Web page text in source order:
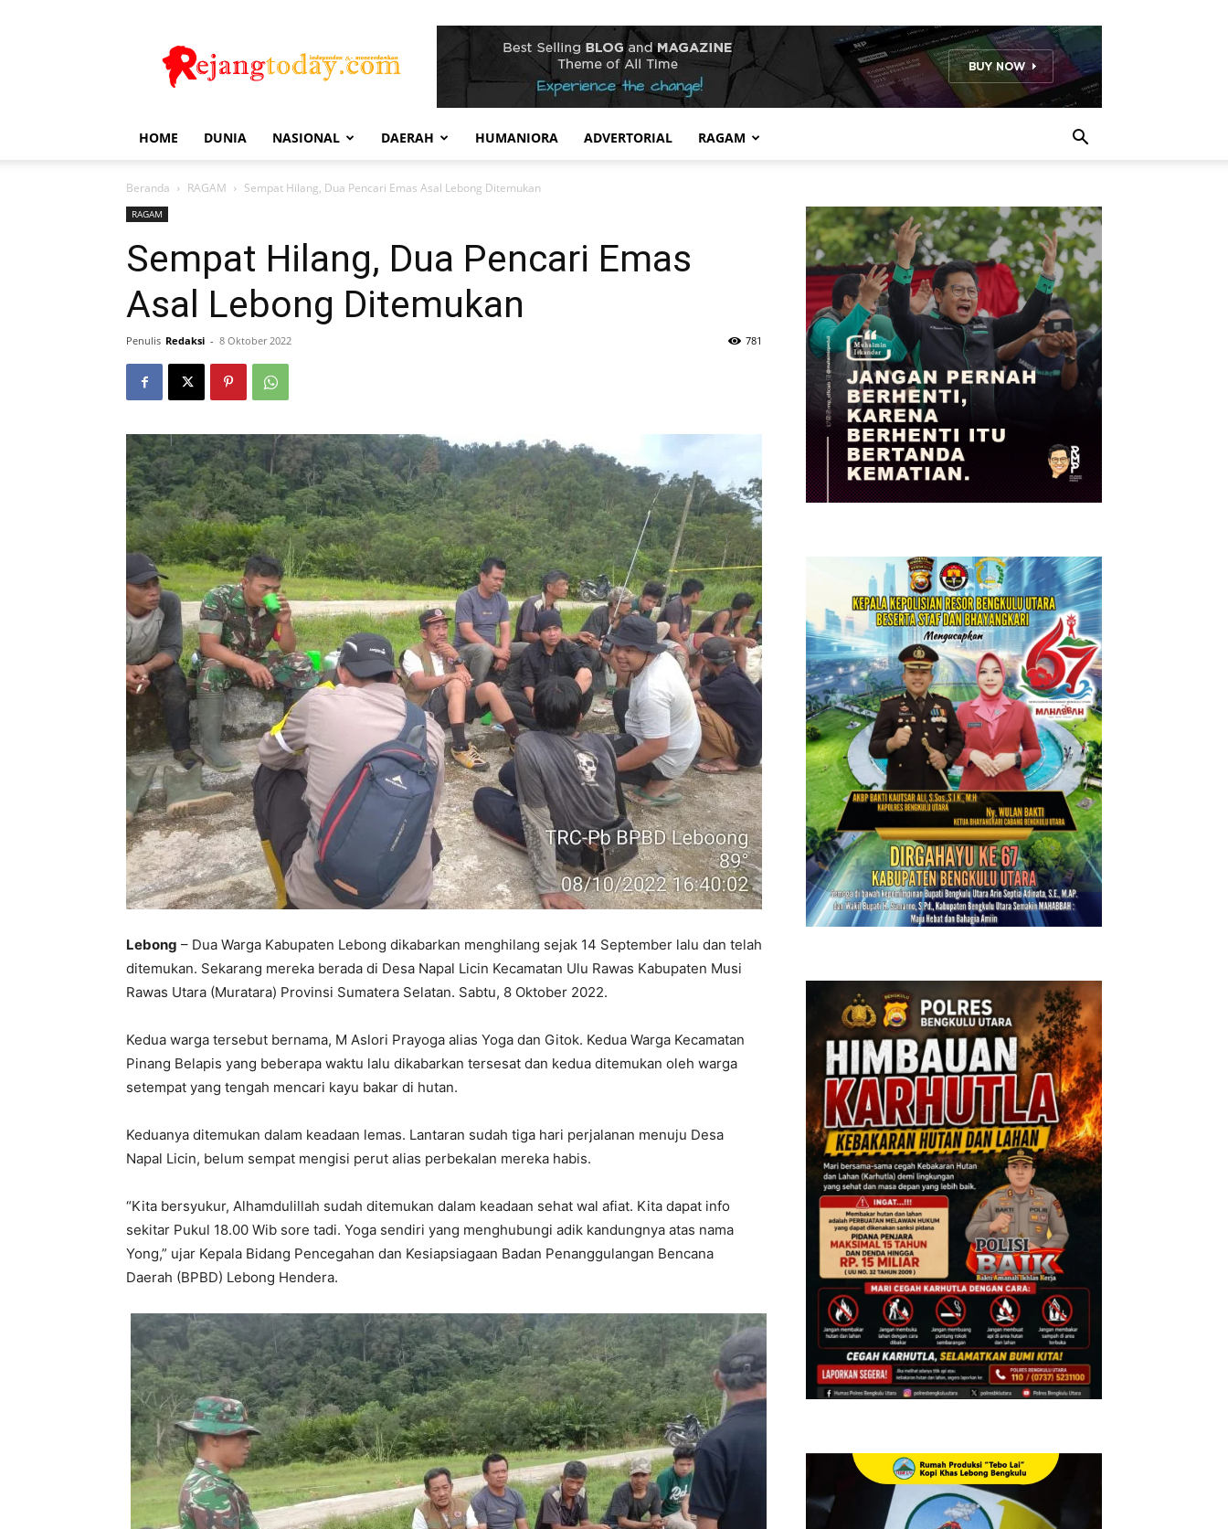
Today
HOME DUNIA NASIONAL DAERAH HUMANIORA ADVERTORIAL RAGAM
Beranda RAGAM Sempat Hilang, Dua Pencari Emas Asal Lebong Ditemukan
RAGAM
Sempat Hilang, Dua Pencari Emas
Asal Lebong Ditemukan
Penulis Redaksi - 8 Oktober 2022 781
Lebong – Dua Warga Kabupaten Lebong dikabarkan menghilang sejak 14 September lalu dan telah
ditemukan. Sekarang mereka berada di Desa Napal Licin Kecamatan Ulu Rawas Kabupaten Musi
Rawas Utara (Muratara) Provinsi Sumatera Selatan. Sabtu, 8 Oktober 2022.
Kedua warga tersebut bernama, M Aslori Prayoga alias Yoga dan Gitok. Kedua Warga Kecamatan
Pinang Belapis yang beberapa waktu lalu dikabarkan tersesat dan kedua ditemukan oleh warga
setempat yang tengah mencari kayu bakar di hutan.
Keduanya ditemukan dalam keadaan lemas. Lantaran sudah tiga hari perjalanan menuju Desa
Napal Licin, belum sempat mengisi perut alias perbekalan mereka habis.
“Kita bersyukur, Alhamdulillah sudah ditemukan dalam keadaan sehat wal afiat. Kita dapat info
sekitar Pukul 18.00 Wib sore tadi. Yoga sendiri yang menghubungi adik kandungnya atas nama
Yong,” ujar Kepala Bidang Pencegahan dan Kesiapsiagaan Badan Penanggulangan Bencana
Daerah (BPBD) Lebong Hendera.